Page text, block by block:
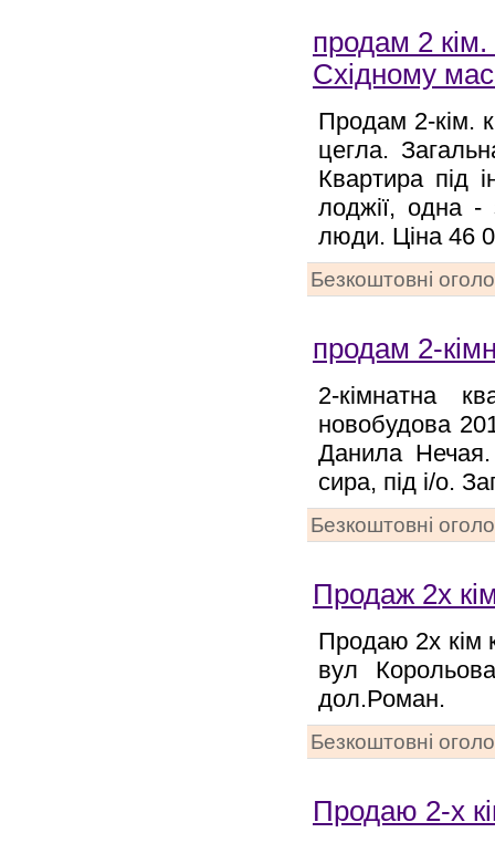
продам 2
Східному
Продам 2-кім.
цегла.
Квартира під
лоджії, одна -
люди. Ціна 46
Безкоштовні
продам 2-
2-кімнатна
новобудова
Данила
сира, під і/о.
Безкоштовні
Продаж 2х
Продаю 2х кім
вул
дол.Роман.
Безкоштовні
Продаю 2-х